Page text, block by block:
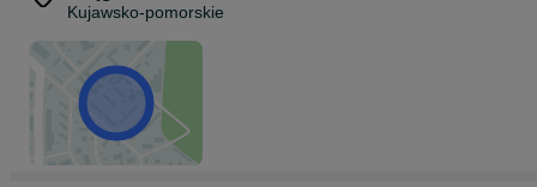
Kujawsko-pomorskie